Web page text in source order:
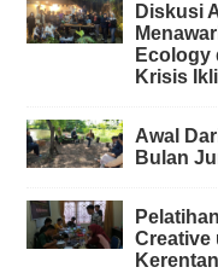
Diskusi
Ecology
Krisis
Awal
Bulan
Creative